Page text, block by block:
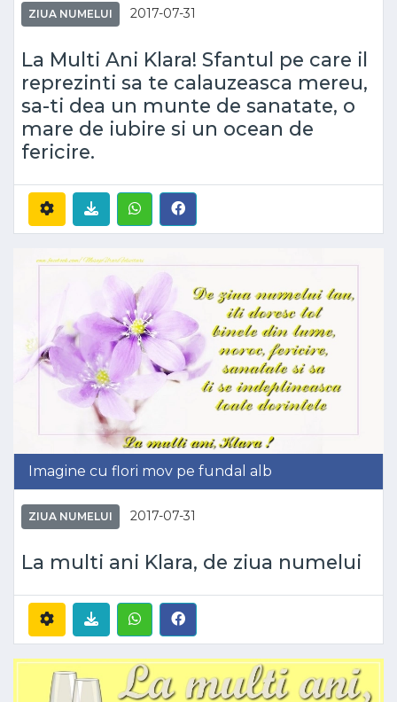
ZIUA NUMELUI 2017-07-31
La Multi Ani Klara! Sfantul pe care il
reprezinti sa te calauzeasca mereu,
sa-ti dea un munte de sanatate, o
mare de iubire si un ocean de
fericire.
Imagine cu flori mov pe fundal alb
ZIUA NUMELUI 2017-07-31
La multi ani Klara, de ziua numelui